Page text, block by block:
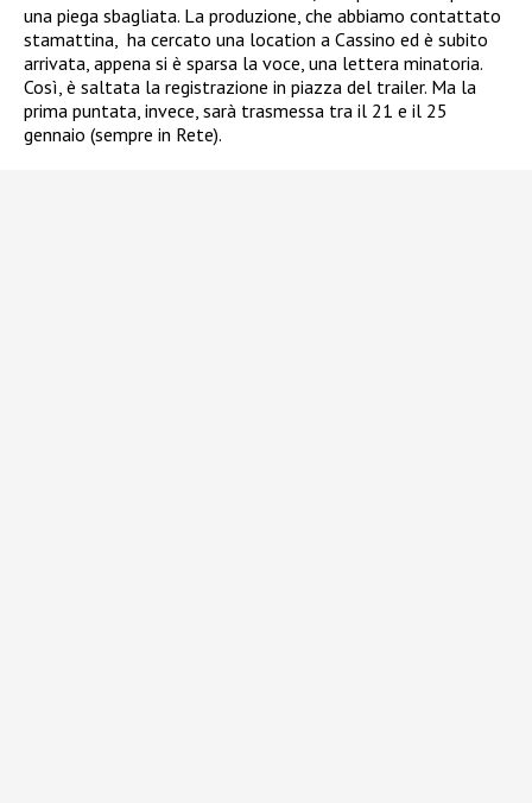
una piega sbagliata. La produzione, che abbiamo contattato
stamattina, ha cercato una location a Cassino ed è subito
arrivata, appena si è sparsa la voce, una lettera minatoria.
Così, è saltata la registrazione in piazza del trailer. Ma la
prima puntata, invece, sarà trasmessa tra il 21 e il 25
gennaio (sempre in Rete).